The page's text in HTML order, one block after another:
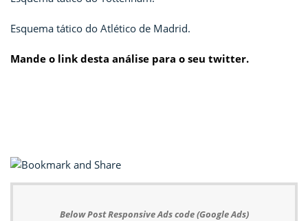
Esquema tático do Atlético de Madrid.
Mande o link desta análise para o seu twitter.
Below Post Responsive Ads code (Google Ads)